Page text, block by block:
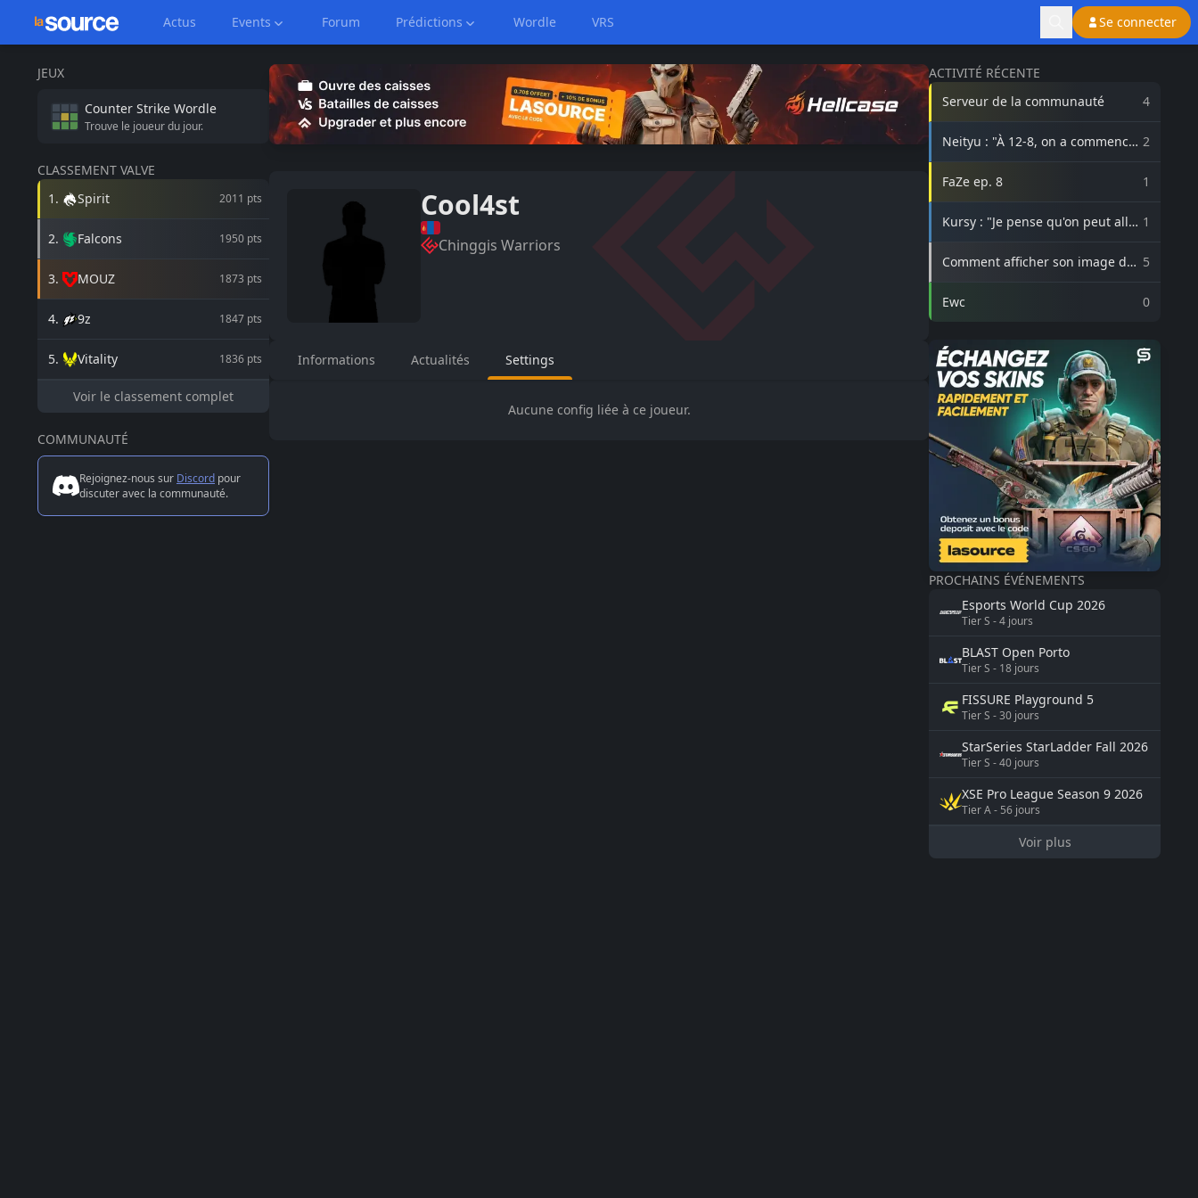
Actus Events Forum Prédictions Wordle VRS Se connecter
JEUX
Counter Strike Wordle
Trouve le joueur du jour.
CLASSEMENT VALVE
1 . Spirit 2011 pts
2. Falcons 1950 pts
3. MOUZ 1873 pts
4. 9z 1847 pts
5. Vitality 1836 pts
Voir le classement complet
COMMUNAUTÉ
Rejoignez-nous sur Discord pour
discuter avec la communauté.
Cool4st
Chinggis Warriors
Informations Actualités Settings
Aucune config liée à ce joueur.
ACTIVITÉ RÉCENTE
Serveur de la communauté
4
Neityu : "À 12-8, on a commencé 2
FaZe ep. 8 1
Kursy : "Je pense qu'on peut aller
3DMAX"
1
Comment afficher son image de
5
Ewc 0
PROCHAINS ÉVÉNEMENTS
Esports World Cup 2026
TierS -4 jours
BLAST Open Porto
TierS - 18 jours
FISSURE Playground 5
TierS -30 jours
StarSeries StarLadder Fall 2026
TierS -40 jours
XSE Pro League Season 9 2026
TierA- 56 jours
Voir plus